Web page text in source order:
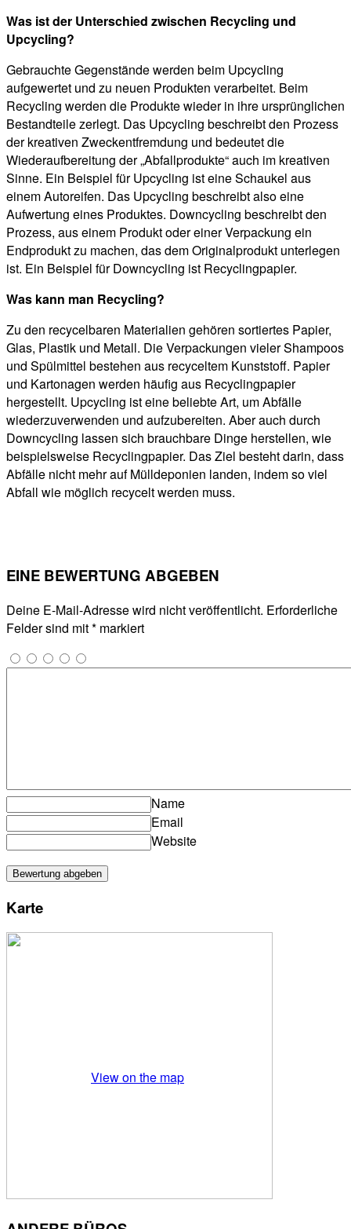
Was ist der Unterschied zwischen Recycling und
Upcycling?
Gebrauchte Gegenstände werden beim Upcycling
aufgewertet und zu neuen Produkten verarbeitet. Beim
Recycling werden die Produkte wieder in ihre ursprünglichen
Bestandteile zerlegt. Das Upcycling beschreibt den Prozess
der kreativen Zweckentfremdung und bedeutet die
Wiederaufbereitung der „Abfallprodukte“ auch im kreativen
Sinne. Ein Beispiel für Upcycling ist eine Schaukel aus
einem Autoreifen. Das Upcycling beschreibt also eine
Aufwertung eines Produktes. Downcycling beschreibt den
Prozess, aus einem Produkt oder einer Verpackung ein
Endprodukt zu machen, das dem Originalprodukt unterlegen
ist. Ein Beispiel für Downcycling ist Recyclingpapier.
Was kann man Recycling?
Zu den recycelbaren Materialien gehören sortiertes Papier,
Glas, Plastik und Metall. Die Verpackungen vieler Shampoos
und Spülmittel bestehen aus recyceltem Kunststoff. Papier
und Kartonagen werden häufig aus Recyclingpapier
hergestellt. Upcycling ist eine beliebte Art, um Abfälle
wiederzuverwenden und aufzubereiten. Aber auch durch
Downcycling lassen sich brauchbare Dinge herstellen, wie
beispielsweise Recyclingpapier. Das Ziel besteht darin, dass
Abfälle nicht mehr auf Mülldeponien landen, indem so viel
Abfall wie möglich recycelt werden muss.
EINE BEWERTUNG ABGEBEN
Deine E-Mail-Adresse wird nicht veröffentlicht. Erforderliche
Felder sind mit* markiert
Name
Email
Website
Karte
View on the map